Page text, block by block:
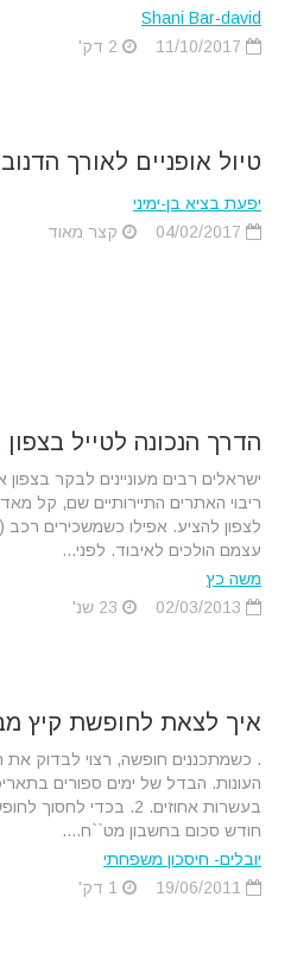
Shani Bar-david
טיול אופניים לאורך
יפעת בציא בן-ימיני
קצר מאוד
הדרך הנכונה לטייל בצפון
ישראלים רבים מעוניינים לבקר
ריבוי האתרים התיירותיים שם, קל
לצפון להציע. אפילו כשמשכירים רכב
עצמם הולכים לאיבוד. לפני...
משה כץ
איך לצאת לחופשת קיץ
. כשמתכננים חופשה, רצוי לבדוק את
העונות. הבדל של ימים ספורים
בעשרות אחוזים. 2. בכדי
חודש סכום בחשבון מט``ח....
יובלים- חיסכון משפחתי